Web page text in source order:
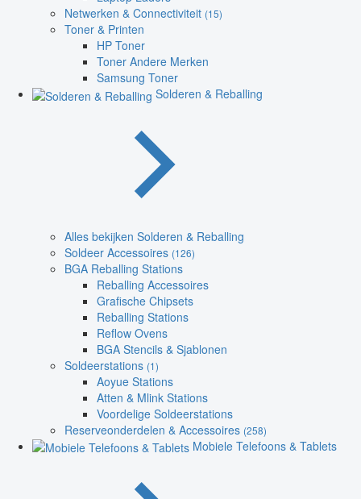
Netwerken & Connectiviteit (15)
Toner & Printen
HP Toner
Toner Andere Merken
Samsung Toner
Solderen & Reballing
Alles bekijken Solderen & Reballing
Soldeer Accessoires (126)
BGA Reballing Stations
Reballing Accessoires
Grafische Chipsets
Reballing Stations
Reflow Ovens
BGA Stencils & Sjablonen
Soldeerstations (1)
Aoyue Stations
Atten & Mlink Stations
Voordelige Soldeerstations
Reserveonderdelen & Accessoires (258)
Mobiele Telefoons & Tablets